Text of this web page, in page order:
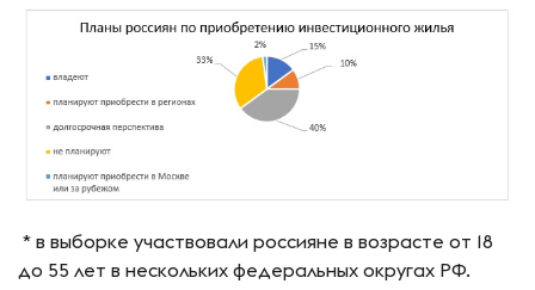
* в выборке участвовали россияне в возрасте от 18
до 55 лет в нескольких федеральных округах РФ.